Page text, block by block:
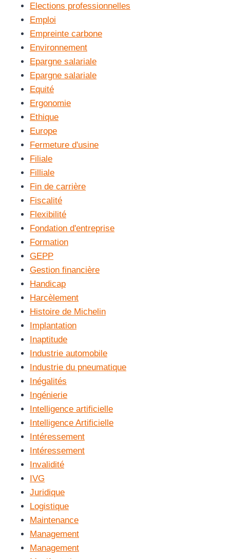
Elections professionnelles
Emploi
Empreinte carbone
Environnement
Epargne salariale
Epargne salariale
Equité
Ergonomie
Ethique
Europe
Fermeture d'usine
Filiale
Filliale
Fin de carrière
Fiscalité
Flexibilité
Fondation d'entreprise
Formation
GEPP
Gestion financière
Handicap
Harcèlement
Histoire de Michelin
Implantation
Inaptitude
Industrie automobile
Industrie du pneumatique
Inégalités
Ingénierie
Intelligence artificielle
Intelligence Artificielle
Intéressement
Intéressement
Invalidité
IVG
Juridique
Logistique
Maintenance
Management
Management